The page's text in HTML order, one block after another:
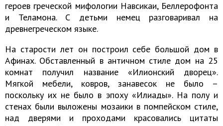
героев греческой мифологии Навсикаи, Беллерофонта
и Теламона. С детьми немец разговаривал на
древнегреческом языке.
На старости лет он построил себе большой дом в
Афинах. Обставленный в античном стиле дом на 25
комнат получил название «Илионский дворец».
Мягкой мебели, ковров, занавесок не было –
поскольку их не было в эпоху «Илиады». На полу и
стенах были выложены мозаики в помпейском стиле,
над дверями и проходами красовались цитаты